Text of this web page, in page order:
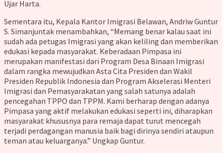
Ujar Harta.
Sementara itu, Kepala Kantor Imigrasi Belawan, Andriw Guntur
S. Simanjuntak menambahkan, “Memang benar kalau saat ini
sudah ada petugas Imigrasi yang akan keliling dan memberikan
edukasi kepada masyarakat. Keberadaan Pimpasa ini
merupakan manifestasi dari Program Desa Binaan Imigrasi
dalam rangka mewujudkan Asta Cita Presiden dan Wakil
Presiden Republik Indonesia dan Program Akselerasi Menteri
Imigrasi dan Pemasyarakatan yang salah satunya adalah
pencegahan TPPO dan TPPM. Kami berharap dengan adanya
Pimpasa yang aktif melakukan edukasi seperti ini, diharapkan
masyarakat khususnya para remaja dapat turut mencegah
terjadi perdagangan manusia baik bagi dirinya sendiri ataupun
teman atau keluarganya.” Ungkap Guntur.